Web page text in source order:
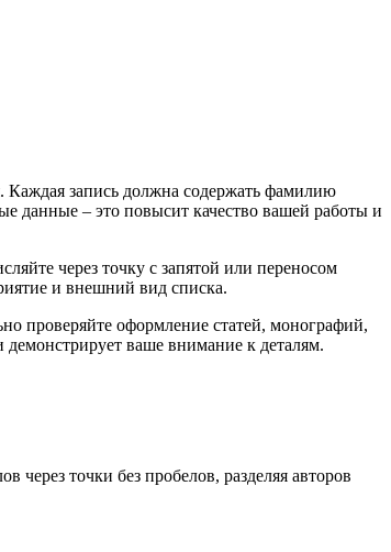
Каждая запись должна содержать фамилию
данные – это повысит качество вашей работы и
через точку с запятой или переносом
и внешний вид списка.
проверяйте оформление статей, монографий,
ваше внимание к деталям.
точки без пробелов, разделяя авторов